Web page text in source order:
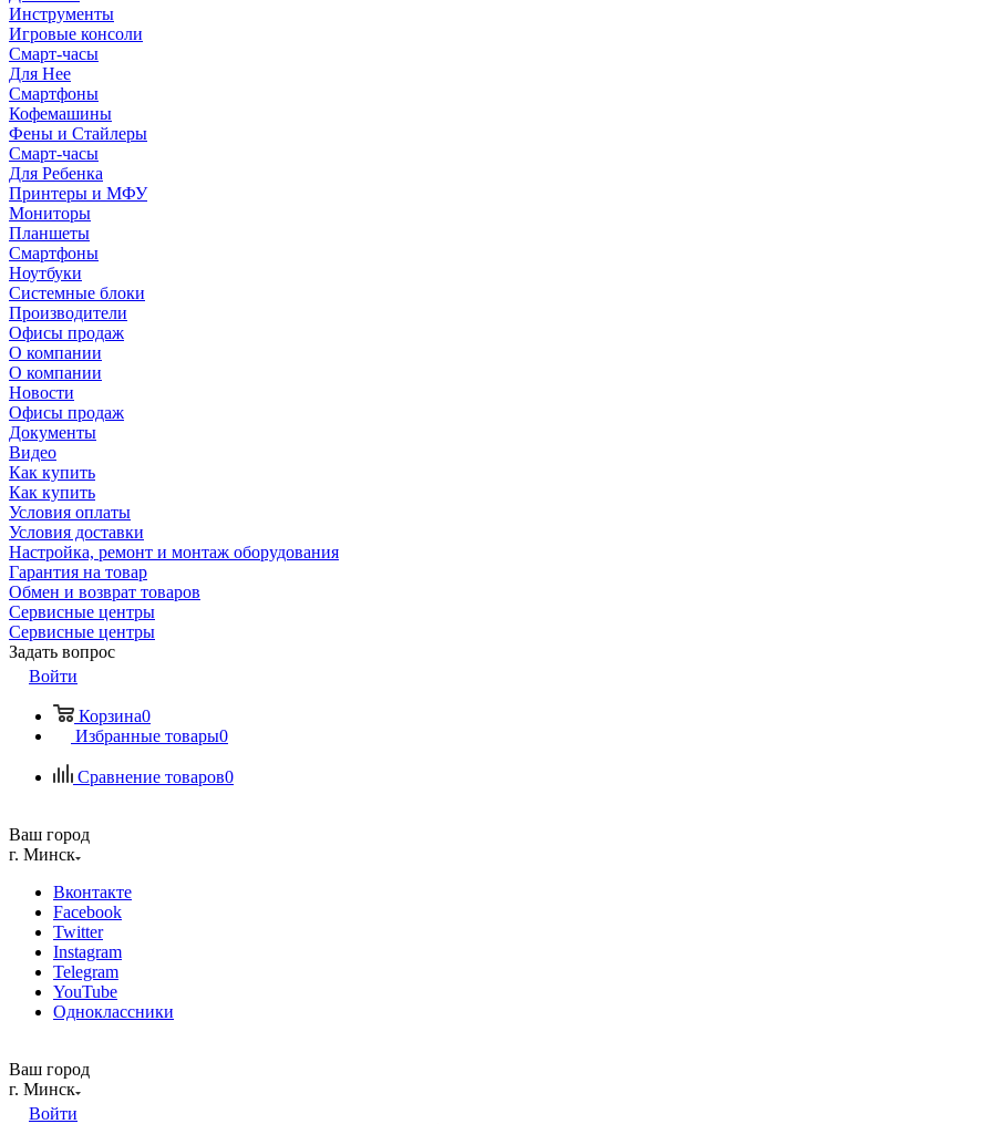
Инструменты
Игровые консоли
Смарт-часы
Для Нее
Смартфоны
Кофемашины
Фены и Стайлеры
Смарт-часы
Для Ребенка
Принтеры и МФУ
Мониторы
Планшеты
Смартфоны
Ноутбуки
Системные блоки
Производители
Офисы продаж
О компании
О компании
Новости
Офисы продаж
Документы
Видео
Как купить
Как купить
Условия оплаты
Условия доставки
Настройка, ремонт и монтаж оборудования
Гарантия на товар
Обмен и возврат товаров
Сервисные центры
Сервисные центры
Задать вопрос
Войти
Корзина0
Избранные товары0
Сравнение товаров0
Ваш город
г. Минск
Вконтакте
Facebook
Twitter
Instagram
Telegram
YouTube
Одноклассники
Ваш город
г. Минск
Войти